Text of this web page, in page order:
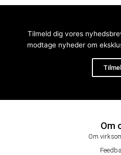
Tilmeld dig vores
modtage nyheder om
Om
Om